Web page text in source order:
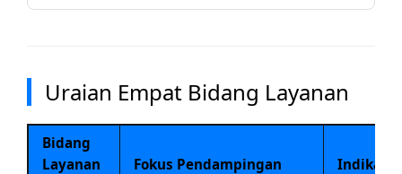
Uraian Empat Bidang Layanan
Bidang
Layanan
Fokus Pendampingan